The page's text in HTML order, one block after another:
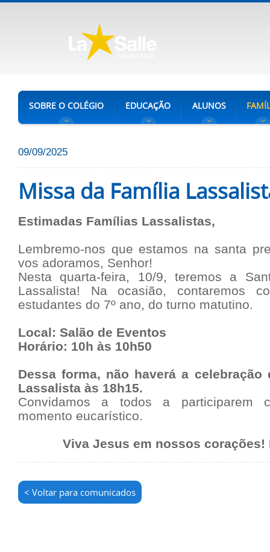
SOBRE O COLÉGIO EDUCAÇÃO ALUNOS
09/09/2025
Missa da Família
Estimadas Famílias Lassalistas,
Lembremo-nos que estamos na santa
vos adoramos, Senhor!
Nesta quarta-feira, 10/9, teremos a
Lassalista! Na ocasião, contaremos
estudantes do 7º ano, do turno matutino.
Local: Salão de Eventos
Horário: 10h às 10h50
Dessa forma, não haverá a celebração
Lassalista às 18h15.
Convidamos a todos a participarem
momento eucarístico.
Viva Jesus em nossos corações!
< Voltar para comunicados